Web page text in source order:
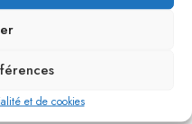
et de cookies
d’un majordome est
pensé pour maximiser
confort possible aux